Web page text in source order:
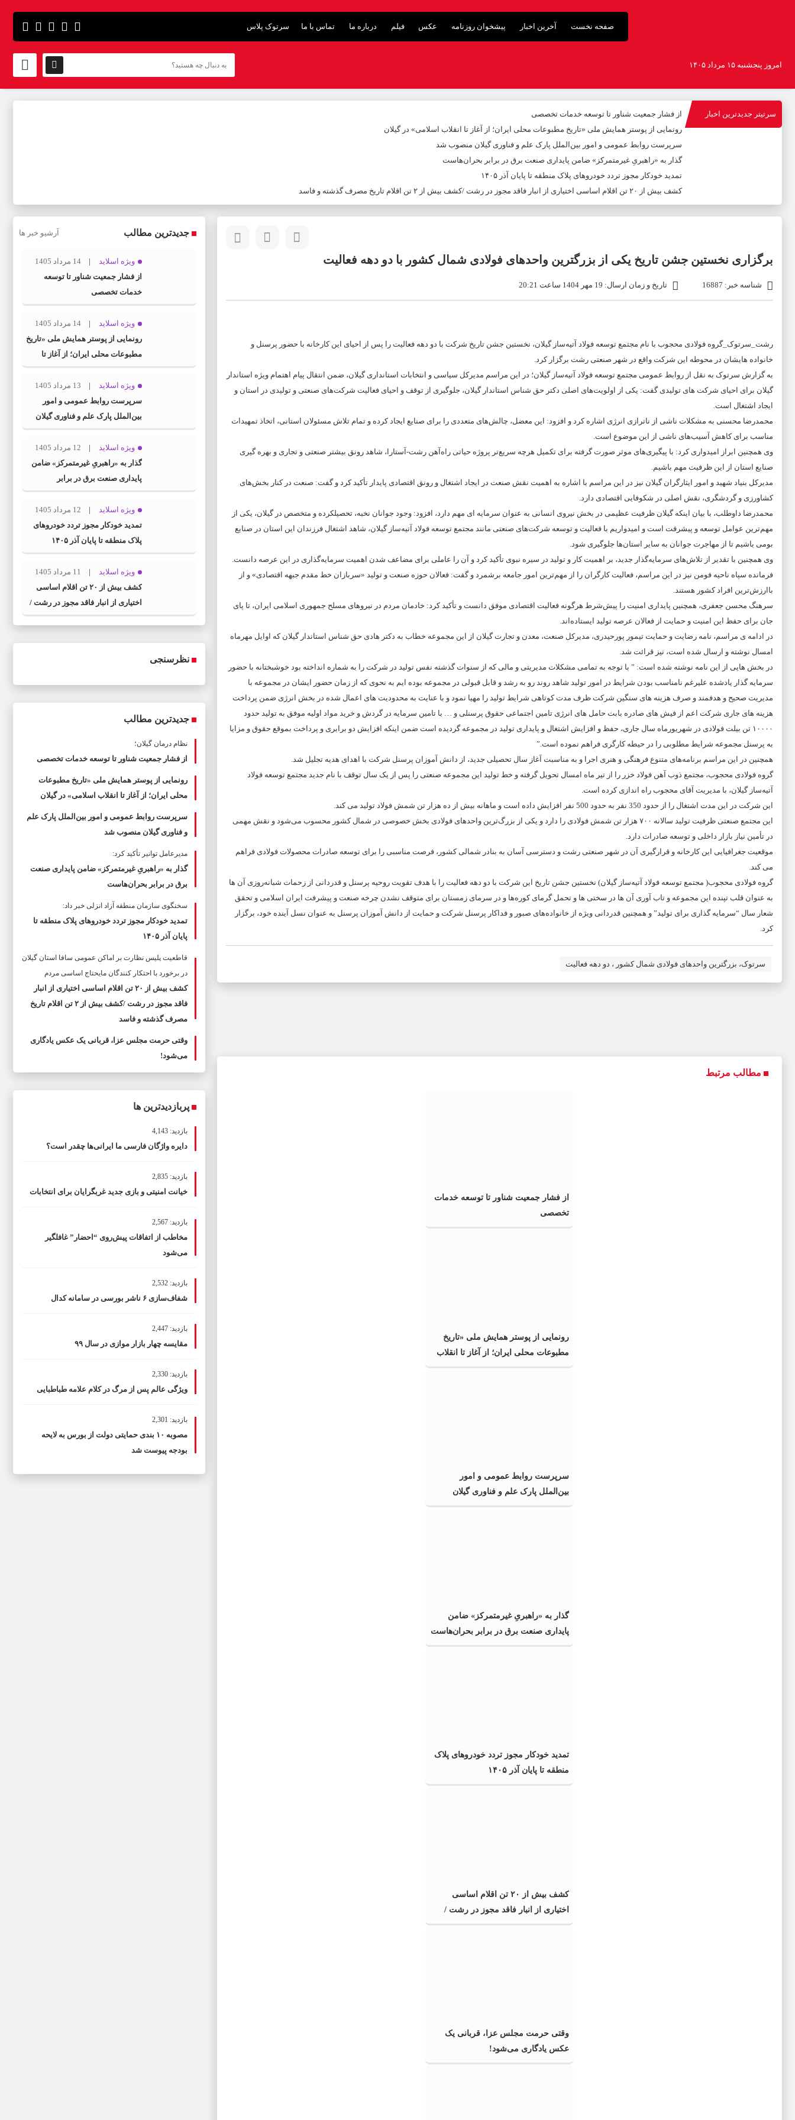
صفحه نخست آخرین اخبار پیشخوان روزنامه عکس فیلم درباره ما تماس با ما سرتوک پلاس
امروز پنجشنبه ۱۵ مرداد ۱۴۰۵
سرتیتر جدیدترین اخبار
از فشار جمعیت شناور تا توسعه خدمات تخصصی
رونمایی از پوستر همایش ملی «تاریخ مطبوعات محلی ایران؛ از آغاز تا انقلاب اسلامی» در گیلان
سرپرست روابط عمومی و امور بین‌الملل پارک علم و فناوری گیلان منصوب شد
گذار به «راهبریِ غیرمتمرکز» ضامن پایداری صنعت برق در برابر بحران‌هاست
تمدید خودکار مجوز تردد خودروهای پلاک منطقه تا پایان آذر ۱۴۰۵
کشف بیش از ۲۰ تن اقلام اساسی اختیاری از انبار فاقد مجوز در رشت /کشف بیش از ۲ تن اقلام تاریخ مصرف گذشته و فاسد
برگزاری نخستین جشن تاریخ یکی از بزرگترین واحدهای فولادی شمال کشور با دو دهه فعالیت
شناسه خبر: 16887 تاریخ و زمان ارسال: 19 مهر 1404 ساعت 20:21
رشت_سرتوک_گروه فولادی محجوب با نام مجتمع توسعه فولاد آتیه‌ساز گیلان، نخستین جشن تاریخ شرکت با دو دهه فعالیت را پس از احیای این کارخانه با حضور پرسنل و
خانواده هایشان در محوطه این شرکت واقع در شهر صنعتی رشت برگزار کرد.
به گزارش سرتوک به نقل از روابط عمومی مجتمع توسعه فولاد آتیه‌ساز گیلان؛ در این مراسم مدیرکل سیاسی و انتخابات استانداری گیلان، ضمن انتقال پیام اهتمام ویژه استاندار
گیلان برای احیای شرکت های تولیدی گفت: یکی از اولویت‌های اصلی دکتر حق شناس استاندار گیلان، جلوگیری از توقف و احیای فعالیت شرکت‌های صنعتی و تولیدی در استان و
ایجاد اشتغال است.
محمدرضا محسنی به مشکلات ناشی از ناترازی انرژی اشاره کرد و افزود: این معضل، چالش‌های متعددی را برای صنایع ایجاد کرده و تمام تلاش مسئولان استانی، اتخاذ تمهیدات
مناسب برای کاهش آسیب‌های ناشی از این موضوع است.
وی همچنین ابراز امیدواری کرد: با پیگیری‌های موثر صورت گرفته برای تکمیل هرچه سریع‌تر پروژه حیاتی راه‌آهن رشت-آستارا، شاهد رونق بیشتر صنعتی و تجاری و بهره گیری
صنایع استان از این ظرفیت مهم باشیم.
مدیرکل بنیاد شهید و امور ایثارگران گیلان نیز در این مراسم با اشاره به اهمیت نقش صنعت در ایجاد اشتغال و رونق اقتصادی پایدار تأکید کرد و گفت: صنعت در کنار بخش‌های
کشاورزی و گردشگری، نقش اصلی در شکوفایی اقتصادی دارد.
محمدرضا داوطلب، با بیان اینکه گیلان ظرفیت عظیمی در بخش نیروی انسانی به عنوان سرمایه ای مهم دارد، افزود: وجود جوانان نخبه، تحصیلکرده و متخصص در گیلان، یکی از
مهم‌ترین عوامل توسعه و پیشرفت است و امیدواریم با فعالیت و توسعه شرکت‌های صنعتی مانند مجتمع توسعه فولاد آتیه‌ساز گیلان، شاهد اشتغال فرزندان این استان در صنایع
بومی باشیم تا از مهاجرت جوانان به سایر استان‌ها جلوگیری شود.
وی همچنین با تقدیر از تلاش‌های سرمایه‌گذار جدید، بر اهمیت کار و تولید در سیره نبوی تأکید کرد و آن را عاملی برای مضاعف شدن اهمیت سرمایه‌گذاری در این عرصه دانست.
فرمانده سپاه ناحیه فومن نیز در این مراسم، فعالیت کارگران را از مهم‌ترین امور جامعه برشمرد و گفت: فعالان حوزه صنعت و تولید «سربازان خط مقدم جبهه اقتصادی» و از
باارزش‌ترین افراد کشور هستند.
سرهنگ محسن جعفری، همچنین پایداری امنیت را پیش‌شرط هرگونه فعالیت اقتصادی موفق دانست و تأکید کرد: خادمان مردم در نیروهای مسلح جمهوری اسلامی ایران، تا پای
جان برای حفظ این امنیت و حمایت از فعالان عرصه تولید ایستاده‌اند.
در ادامه ی مراسم، نامه رضایت و حمایت تیمور پورحیدری، مدیرکل صنعت، معدن و تجارت گیلان از این مجموعه خطاب به دکتر هادی حق شناس استاندار گیلان که اوایل مهرماه
امسال نوشته و ارسال شده است، نیز قرائت شد.
در بخش هایی از این نامه نوشته شده است: ” با توجه به تمامی مشکلات مدیریتی و مالی که از سنوات گذشته نفس تولید در شرکت را به شماره انداخته بود خوشبختانه با حضور
سرمایه گذار یادشده علیرغم نامناسب بودن شرایط در امور تولید شاهد روند رو به رشد و قابل قبولی در مجموعه بوده ایم به نحوی که از زمان حضور ایشان در مجموعه با
مدیریت صحیح و هدفمند و صرف هزینه های سنگین شرکت ظرف مدت کوتاهی شرایط تولید را مهیا نمود و با عنایت به محدودیت های اعمال شده در بخش انرژی ضمن پرداخت
هزینه های جاری شرکت اعم از فیش های صادره بابت حامل های انرژی تامین اجتماعی حقوق پرسنلی و … با تامین سرمایه در گردش و خرید مواد اولیه موفق به تولید حدود
۱۰۰۰۰ تن بیلت فولادی در شهریورماه سال جاری، حفظ و افزایش اشتغال و پایداری تولید در مجموعه گردیده است ضمن اینکه افزایش دو برابری و پرداخت بموقع حقوق و مزایا
به پرسنل مجموعه شرایط مطلوبی را در حیطه کارگری فراهم نموده است.”
همچنین در این مراسم برنامه‌های متنوع فرهنگی و هنری اجرا و به مناسبت آغاز سال تحصیلی جدید، از دانش آموزان پرسنل شرکت با اهدای هدیه تجلیل شد.
گروه فولادی محجوب، مجتمع ذوب آهن فولاد خزر را از تیر ماه امسال تحویل گرفته و خط تولید این مجموعه صنعتی را پس از یک سال توقف با نام جدید مجتمع توسعه فولاد
آتیه‌ساز گیلان، با مدیریت آقای محجوب راه اندازی کرده است.
این شرکت در این مدت اشتغال را از حدود 350 نفر به حدود 500 نفر افزایش داده است و ماهانه بیش از ده هزار تن شمش فولاد تولید می کند.
این مجتمع صنعتی ظرفیت تولید سالانه ۷۰۰ هزار تن شمش فولادی را دارد و یکی از بزرگ‌ترین واحدهای فولادی بخش خصوصی در شمال کشور محسوب می‌شود و نقش مهمی
در تأمین نیاز بازار داخلی و توسعه صادرات دارد.
موقعیت جغرافیایی این کارخانه و قرارگیری آن در شهر صنعتی رشت و دسترسی آسان به بنادر شمالی کشور، فرصت مناسبی را برای توسعه صادرات محصولات فولادی فراهم
می کند.
گروه فولادی محجوب( مجتمع توسعه فولاد آتیه‌ساز گیلان) نخستین جشن تاریخ این شرکت با دو دهه فعالیت را با هدف تقویت روحیه پرسنل و قدردانی از زحمات شبانه‌روزی آن ها
به عنوان قلب تپنده این مجموعه و تاب آوری آن ها در سختی ها و تحمل گرمای کوره‌ها و در سرمای زمستان برای متوقف نشدن چرخه صنعت و پیشرفت ایران اسلامی و تحقق
شعار سال “سرمایه گذاری برای تولید” و همچنین قدردانی ویژه از خانواده‌های صبور و فداکار پرسنل شرکت و حمایت از دانش آموزان پرسنل به عنوان نسل آینده خود، برگزار
کرد.
سرتوک، بزرگترین واحدهای فولادی شمال کشور ، دو دهه فعالیت
مطالب مرتبط
از فشار جمعیت شناور تا توسعه خدمات
تخصصی
رونمایی از پوستر همایش ملی «تاریخ
مطبوعات محلی ایران؛ از آغاز تا انقلاب
اسلامی» در گیلان
سرپرست روابط عمومی و امور
بین‌الملل پارک علم و فناوری گیلان
منصوب شد
گذار به «راهبریِ غیرمتمرکز» ضامن
پایداری صنعت برق در برابر بحران‌هاست
تمدید خودکار مجوز تردد خودروهای پلاک
منطقه تا پایان آذر ۱۴۰۵
کشف بیش از ۲۰ تن اقلام اساسی
اختیاری از انبار فاقد مجوز در رشت /
کشف بیش از ۲ تن اقلام تاریخ مصرف
وقتی حرمت مجلس عزا، قربانی یک
عکس یادگاری می‌شود!
جدیدترین مطالب آرشیو خبر ها
ویژه اسلاید
14 مرداد 1405
از فشار جمعیت شناور تا توسعه
خدمات تخصصی
ویژه اسلاید
14 مرداد 1405
رونمایی از پوستر همایش ملی «تاریخ
مطبوعات محلی ایران؛ از آغاز تا
انقلاب اسلامی» در گیلان
ویژه اسلاید
13 مرداد 1405
سرپرست روابط عمومی و امور
بین‌الملل پارک علم و فناوری گیلان
منصوب شد
ویژه اسلاید
12 مرداد 1405
گذار به «راهبریِ غیرمتمرکز» ضامن
پایداری صنعت برق در برابر
بحران‌هاست
ویژه اسلاید
12 مرداد 1405
تمدید خودکار مجوز تردد خودروهای
پلاک منطقه تا پایان آذر ۱۴۰۵
ویژه اسلاید
11 مرداد 1405
کشف بیش از ۲۰ تن اقلام اساسی
اختیاری از انبار فاقد مجوز در رشت /
کشف بیش از ۲ تن اقلام تاریخ
نظرسنجی
جدیدترین مطالب
نظام درمان گیلان؛
از فشار جمعیت شناور تا توسعه خدمات تخصصی
رونمایی از پوستر همایش ملی «تاریخ مطبوعات
محلی ایران؛ از آغاز تا انقلاب اسلامی» در گیلان
سرپرست روابط عمومی و امور بین‌الملل پارک علم
و فناوری گیلان منصوب شد
مدیرعامل توانیر تأکید کرد:
گذار به «راهبریِ غیرمتمرکز» ضامن پایداری صنعت
برق در برابر بحران‌هاست
سخنگوی سازمان منطقه آزاد انزلی خبر داد:
تمدید خودکار مجوز تردد خودروهای پلاک منطقه تا
پایان آذر ۱۴۰۵
قاطعیت پلیس نظارت بر اماکن عمومی سافا استان گیلان
در برخورد با احتکار کنندگان مایحتاج اساسی مردم
کشف بیش از ۲۰ تن اقلام اساسی اختیاری از انبار
فاقد مجوز در رشت /کشف بیش از ۲ تن اقلام تاریخ
مصرف گذشته و فاسد
وقتی حرمت مجلس عزا، قربانی یک عکس یادگاری
می‌شود!
پربازدیدترین ها
بازدید: 4,143
دایره واژگان فارسی ما ایرانی‌ها چقدر است؟
بازدید: 2,835
خیانت امنیتی و بازی جدید غربگرایان برای انتخابات
بازدید: 2,567
مخاطب از اتفاقات پیش‌روی “احضار” غافلگیر
می‌شود
بازدید: 2,532
شفاف‌سازی ۶ ناشر بورسی در سامانه کدال
بازدید: 2,447
مقایسه چهار بازار موازی در سال ۹۹
بازدید: 2,330
ویژگی عالم پس از مرگ در کلام علامه طباطبایی
بازدید: 2,301
مصوبه ۱۰ بندی حمایتی دولت از بورس به لایحه
بودجه پیوست شد